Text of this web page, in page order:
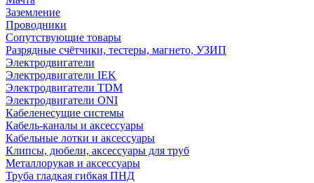
Заземление
Проводники
Сопутствующие товары
Разрядные счётчики, тестеры, магнето, УЗИП
Электродвигатели
Электродвигатели IEK
Электродвигатели TDM
Электродвигатели ONI
Кабеленесущие системы
Кабель-каналы и аксессуары
Кабельные лотки и аксессуары
Клипсы, дюбели, аксессуары для труб
Металлорукав и аксессуары
Труба гладкая гибкая ПНД